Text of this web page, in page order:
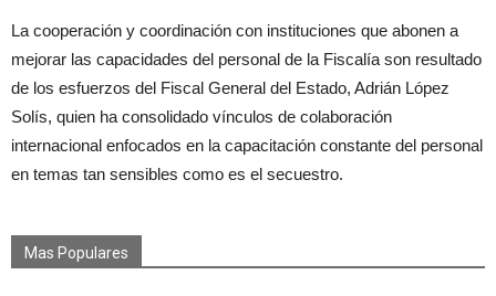
La cooperación y coordinación con instituciones que abonen a
mejorar las capacidades del personal de la Fiscalía son resultado
de los esfuerzos del Fiscal General del Estado, Adrián López
Solís, quien ha consolidado vínculos de colaboración
internacional enfocados en la capacitación constante del personal
en temas tan sensibles como es el secuestro.
Mas Populares